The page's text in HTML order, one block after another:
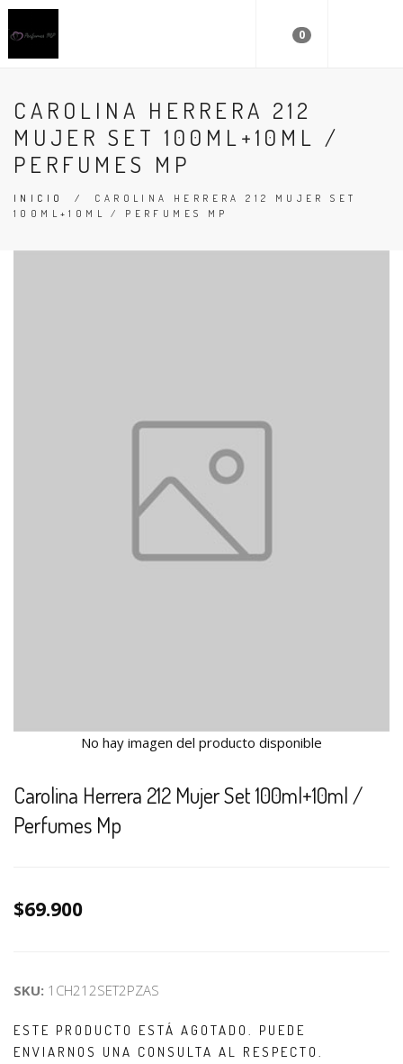
0
CAROLINA HERRERA 212
MUJER SET 100ML+10ML /
PERFUMES MP
INICIO / CAROLINA HERRERA 212 MUJER SET
100ML+10ML / PERFUMES MP
No hay imagen del producto disponible
Carolina Herrera 212 Mujer Set 100ml+10ml /
Perfumes Mp
$69.900
SKU: 1CH212SET2PZAS
ESTE PRODUCTO ESTÁ AGOTADO. PUEDE
ENVIARNOS UNA CONSULTA AL RESPECTO.